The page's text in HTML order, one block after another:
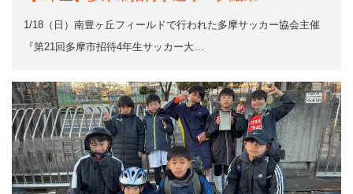
1/18（日）南豊ヶ丘フィールドで行われた多摩サッカー協会主催
『第21回多摩市招待4年生サッカー大…